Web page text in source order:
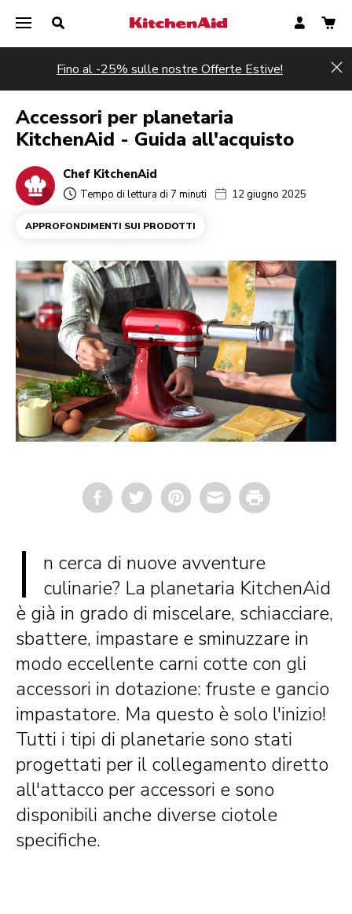
Fino al -25% sulle nostre Offerte Estive!
Accessori per planetaria
KitchenAid - Guida all'acquisto
Chef KitchenAid
Tempo di lettura di 7 minuti 12 giugno 2025
APPROFONDIMENTI SUI PRODOTTI
Email Print
I
n cerca di nuove avventure
culinarie? La planetaria KitchenAid
è già in grado di miscelare, schiacciare,
sbattere, impastare e sminuzzare in
modo eccellente carni cotte con gli
accessori in dotazione: fruste e gancio
impastatore. Ma questo è solo l'inizio!
Tutti i tipi di planetarie sono stati
progettati per il collegamento diretto
all'attacco per accessori e sono
disponibili anche diverse ciotole
specifiche.